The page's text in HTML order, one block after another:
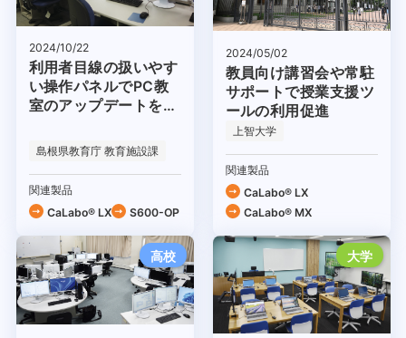
2024/10/22
利用者目線の扱いやす
い操作パネルでPC教
室のアップデートを推
島根県教育庁 教育施設課
関連製品
CaLabo® LX
S600-OP
2024/05/02
教員向け講習会や常駐
サポートで授業支援ツ
ールの利用促進
上智大学
関連製品
CaLabo® LX
CaLabo® MX
高校 大学